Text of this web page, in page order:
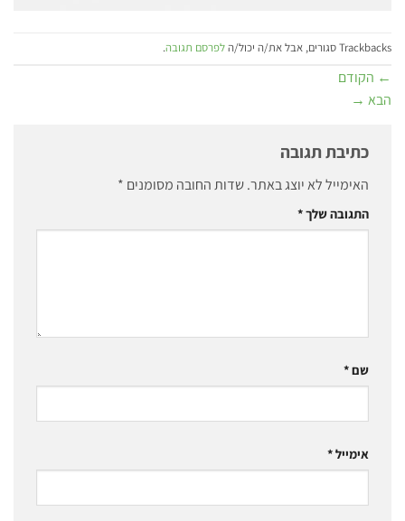
Trackbacks סגורים, אבל את/ה יכול/ה לפרסם תגובה.
← הקודם
הבא →
כתיבת תגובה
האימייל לא יוצג באתר.שדות החובה מסומנים *
התגובה שלך*
שם*
אימייל*